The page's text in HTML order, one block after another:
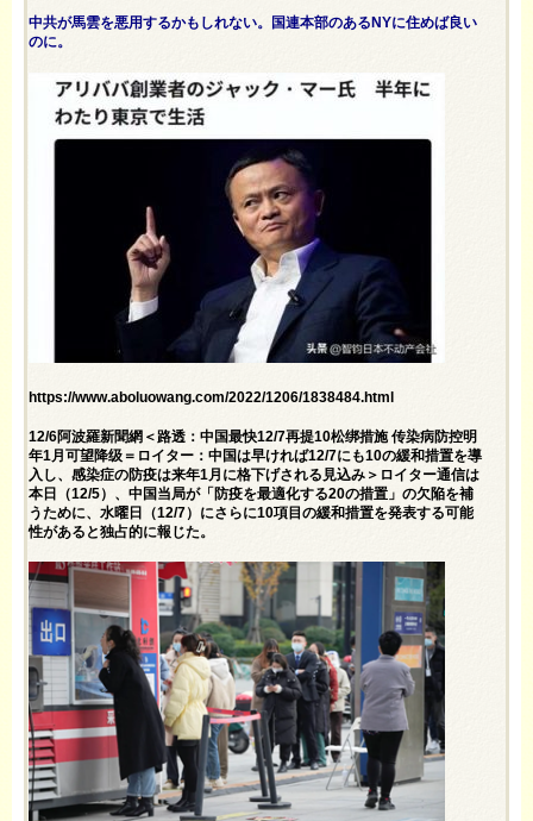
中共が馬雲を悪用するかもしれない。国連本部のあるNYに住めば良い
のに。
https://www.aboluowang.com/2022/1206/1838484.html
12/6阿波羅新聞網＜路透：中国最快12/7再提10松绑措施 传染病防控明
年1月可望降级＝ロイター：中国は早ければ12/7にも10の緩和措置を導
入し、感染症の防疫は来年1月に格下げされる見込み＞ロイター通信は
本日（12/5）、中国当局が「防疫を最適化する20の措置」の欠陥を補
うために、水曜日（12/7）にさらに10項目の緩和措置を発表する可能
性があると独占的に報じた。